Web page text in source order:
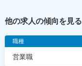
他の求人の傾向を見る
職種
営業職